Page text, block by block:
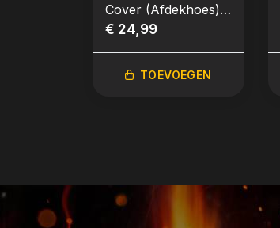
Cover (Afdekhoes)
Portable Charcoal
€ 24,99
TOEVOEGEN